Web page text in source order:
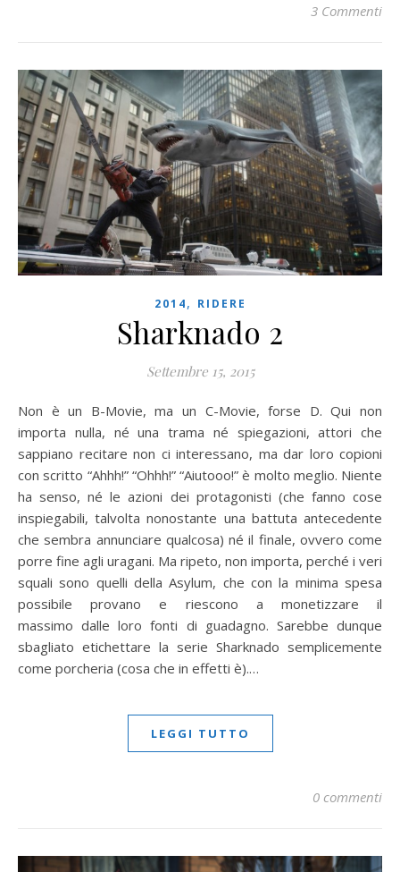
3 Commenti
2014, RIDERE
Sharknado 2
Settembre 15, 2015
Non è un B-Movie, ma un C-Movie, forse D. Qui non
importa nulla, né una trama né spiegazioni, attori che
sappiano recitare non ci interessano, ma dar loro copioni
con scritto “Ahhh!” “Ohhh!” “Aiutooo!” è molto meglio. Niente
ha senso, né le azioni dei protagonisti (che fanno cose
inspiegabili, talvolta nonostante una battuta antecedente
che sembra annunciare qualcosa) né il finale, ovvero come
porre fine agli uragani. Ma ripeto, non importa, perché i veri
squali sono quelli della Asylum, che con la minima spesa
possibile provano e riescono a monetizzare il
massimo dalle loro fonti di guadagno. Sarebbe dunque
sbagliato etichettare la serie Sharknado semplicemente
come porcheria (cosa che in effetti è).…
LEGGI TUTTO
0 commenti